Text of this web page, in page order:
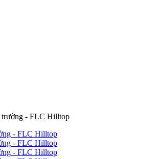
trường - FLC Hilltop